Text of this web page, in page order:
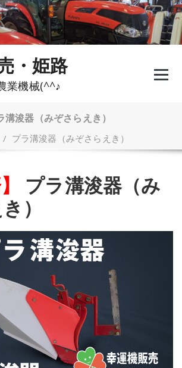
・姫路
業機械(^^♪
溝浚器（みぞさらえき）
/ プラ溝浚器（みぞさらえき）
プラ溝浚器（み
）